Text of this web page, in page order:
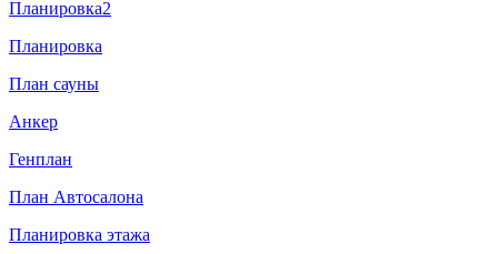
Планировка2
Планировка
План сауны
Анкер
Генплан
План Автосалона
Планировка этажа